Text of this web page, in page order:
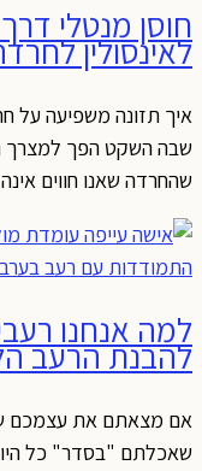
חוסן מנטלי
לאינסולין
איך תזונה משפיעה על
שבה השקט הפך למצרך
שהחרדה שאנו חווים
למה אנחנו
להבנת הרעב
אם מצאתם את עצמכם
שאכלתם "בסדר" כל